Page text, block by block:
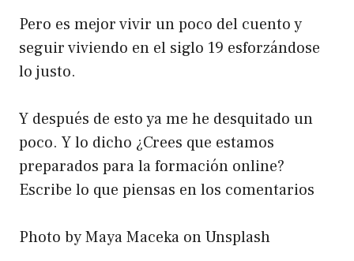
Pero es mejor vivir un poco del cuento y
seguir viviendo en el siglo 19 esforzándose
lo justo.
Y después de esto ya me he desquitado un
poco. Y lo dicho ¿Crees que estamos
preparados para la formación online?
Escribe lo que piensas en los comentarios
Photo byMaya Maceka onUnsplash